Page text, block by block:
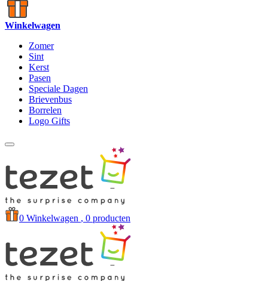
Winkelwagen
Zomer
Sint
Kerst
Pasen
Speciale Dagen
Brievenbus
Borrelen
Logo Gifts
0 Winkelwagen , 0 producten